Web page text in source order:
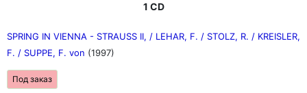
1 CD
SPRING IN VIENNA - STRAUSS II, / LEHAR, F. / STOLZ, R. / KREISLER,
F. / SUPPE, F. von (1997)
Под заказ